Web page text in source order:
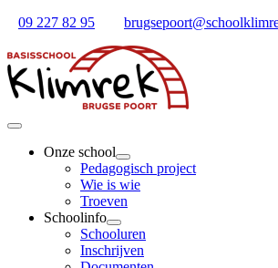
Ga
inhoud
09 227 82 95
Toggle
NavigationOnze school
Pedagogisch project
Wie is wie
Troeven
Schoolinfo
Schooluren
Inschrijven